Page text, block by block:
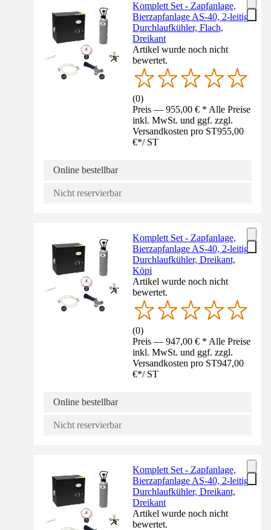
Komplett Set - Zapfanlage,
Bierzapfanlage AS-40, 2-leitig,
Durchlaufkühler, Flach,
Dreikant
Artikel wurde noch nicht
bewertet.
(0)
Preis — 955,00 € * Alle Preise
inkl. MwSt. und ggf. zzgl.
Versandkosten pro ST955,00
€*/ ST
Online bestellbar
Nicht reservierbar
Komplett Set - Zapfanlage,
Bierzapfanlage AS-40, 2-leitig,
Durchlaufkühler, Dreikant,
Köpi
Artikel wurde noch nicht
bewertet.
(0)
Preis — 947,00 € * Alle Preise
inkl. MwSt. und ggf. zzgl.
Versandkosten pro ST947,00
€*/ ST
Online bestellbar
Nicht reservierbar
Komplett Set - Zapfanlage,
Bierzapfanlage AS-40, 2-leitig,
Durchlaufkühler, Dreikant,
Dreikant
Artikel wurde noch nicht
bewertet.